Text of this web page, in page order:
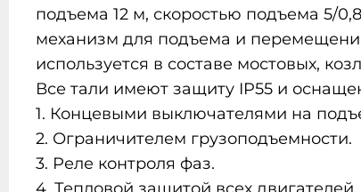
подъема 12 м, скоростью подъема 5/
механизм для подъема и
используется в составе мостовых,
Все тали имеют защиту IP55 и
1. Концевыми выключателями на
2. Ограничителем грузоподъемности.
3. Реле контроля фаз.
4. Тепловой защитой всех двигателей.